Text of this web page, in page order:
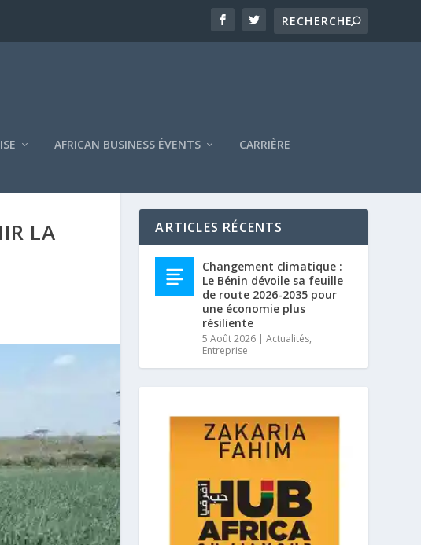
AFRICAN BUSINESS ÉVENTS CARRIÈRE
LA
ARTICLES RÉCENTS
Changement climatique :
Le Bénin dévoile sa feuille
de route 2026-2035 pour
une économie plus
résiliente
5 Août 2026 |Actualités,
Entreprise